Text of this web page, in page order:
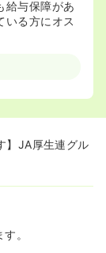
給与保障があ
いる方にオス
】JA厚生連グル
。